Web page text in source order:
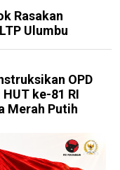
Rasakan
Ulumbu
OPD
ke-81 RI
Merah Putih